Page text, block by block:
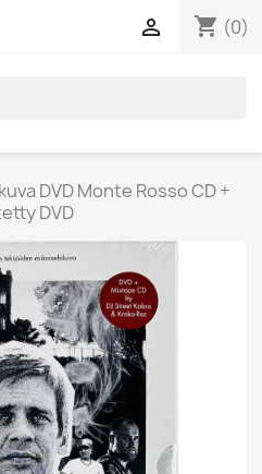
shopping_cart (0)

DVD Monte Rosso CD +
DVD